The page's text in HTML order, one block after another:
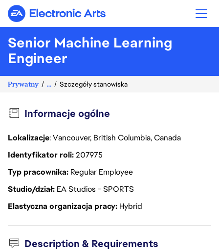
Electronic Arts
Senior Machine Learning
Engineer
Prywatny ... Szczegóły stanowiska
Informacje ogólne
Lokalizacje: Vancouver, British Columbia, Canada
Identyfikator roli207975
Typ pracownika Regular Employee
Studio/dział EA Studios - SPORTS
Elastyczna organizacja pracy Hybrid
Description & Requirements